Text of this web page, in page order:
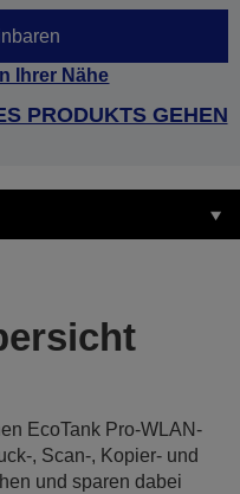
Ihrer Nähe
PRODUKTS GEHEN
EcoTank Pro-WLAN-
, Scan-, Kopier- und
und sparen dabei